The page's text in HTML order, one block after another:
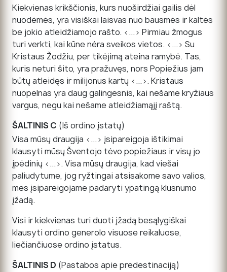
Kiekvienas krikščionis, kurs nuoširdžiai gailis dėl
nuodėmės, yra visiškai laisvas nuo bausmės ir kaltės
be jokio atleidžiamojo rašto. <...> Pirmiau žmogus
turi verkti, kai kūne nėra sveikos vietos. <...> Su
Kristaus Žodžiu, per tikėjimą ateina ramybė. Tas,
kuris neturi šito, yra pražuvęs, nors Popiežius jam
būtų atleidęs ir milijonus kartų <...>. Kristaus
nuopelnas yra daug galingesnis, kai nešame kryžiaus
vargus, negu kai nešame atleidžiamąjį raštą.
ŠALTINIS C (Iš ordino įstatų)
Visa mūsų draugija <...> įsipareigoja ištikimai
klausyti mūsų Šventojo tėvo popiežiaus ir visų jo
įpėdinių <...>. Visa mūsų draugija, kad viešai
paliudytume, jog ryžtingai atsisakome savo valios,
mes įsipareigojame padaryti ypatingą klusnumo
įžadą.
Visi ir kiekvienas turi duoti įžadą besąlygiškai
klausyti ordino generolo visuose reikaluose,
liečiančiuose ordino įstatus.
ŠALTINIS D (Pastabos apie predestinaciją)